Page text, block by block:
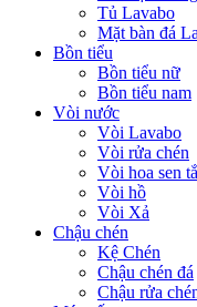
Tủ Lavabo
Mặt bàn đá
Bồn tiểu
Bồn tiểu nữ
Bồn tiểu nam
Vòi nước
Vòi Lavabo
Vòi rửa chén
Vòi hoa sen
Vòi hồ
Vòi Xả
Chậu chén
Kệ Chén
Chậu chén đá
Chậu rửa